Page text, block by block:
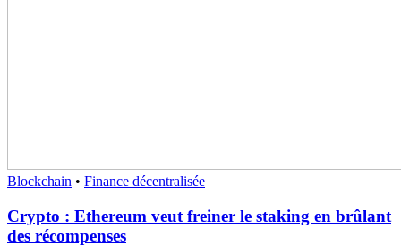
Blockchain • Finance décentralisée
Crypto : Ethereum veut freiner le staking en brûlant
des récompenses